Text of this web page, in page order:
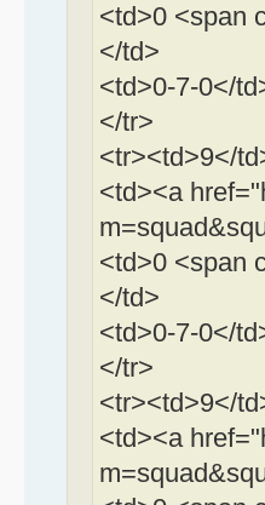
<td>0 <span
</td>
<td>0-7-0</
</tr>
<tr><td>9</
<td><a
<td>0 <span
</td>
<td>0-7-0</
</tr>
<tr><td>9</
<td><a